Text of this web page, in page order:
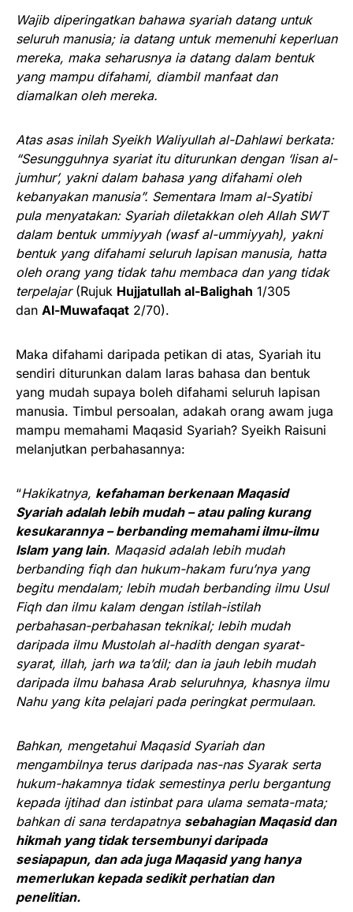
Wajib diperingatkan bahawa syariah datang untuk
seluruh manusia; ia datang untuk memenuhi keperluan
mereka, maka seharusnya ia datang dalam bentuk
yang mampu difahami, diambil manfaat dan
diamalkan oleh mereka.
Atas asas inilah Syeikh Waliyullah al-Dahlawi berkata:
“Sesungguhnya syariat itu diturunkan dengan ‘lisan al-
jumhur’, yakni dalam bahasa yang difahami oleh
kebanyakan manusia”. Sementara Imam al-Syatibi
pula menyatakan: Syariah diletakkan oleh Allah SWT
dalam bentuk ummiyyah (wasf al-ummiyyah), yakni
bentuk yang difahami seluruh lapisan manusia, hatta
oleh orang yang tidak tahu membaca dan yang tidak
terpelajar(Rujuk Hujjatullah al-Balighah 1/305
dan Al-Muwafaqat 2/70).
Maka difahami daripada petikan di atas, Syariah itu
sendiri diturunkan dalam laras bahasa dan bentuk
yang mudah supaya boleh difahami seluruh lapisan
manusia. Timbul persoalan, adakah orang awam juga
mampu memahami Maqasid Syariah? Syeikh Raisuni
melanjutkan perbahasannya:
“Hakikatnya, kefahaman berkenaan Maqasid
Syariah adalah lebih mudah – atau paling kurang
kesukarannya – berbanding memahami ilmu-ilmu
Islam yang lain. Maqasid adalah lebih mudah
berbanding fiqh dan hukum-hakam furu’nya yang
begitu mendalam; lebih mudah berbanding ilmu Usul
Fiqh dan ilmu kalam dengan istilah-istilah
perbahasan-perbahasan teknikal; lebih mudah
daripada ilmu Mustolah al-hadith dengan syarat-
syarat, illah, jarh wa ta’dil; dan ia jauh lebih mudah
daripada ilmu bahasa Arab seluruhnya, khasnya ilmu
Nahu yang kita pelajari pada peringkat permulaan.
Bahkan, mengetahui Maqasid Syariah dan
mengambilnya terus daripada nas-nas Syarak serta
hukum-hakamnya tidak semestinya perlu bergantung
kepada ijtihad dan istinbat para ulama semata-mata;
bahkan di sana terdapatnya sebahagian Maqasid dan
hikmah yang tidak tersembunyi daripada
sesiapapun, dan ada juga Maqasid yang hanya
memerlukan kepada sedikit perhatian dan
penelitian.